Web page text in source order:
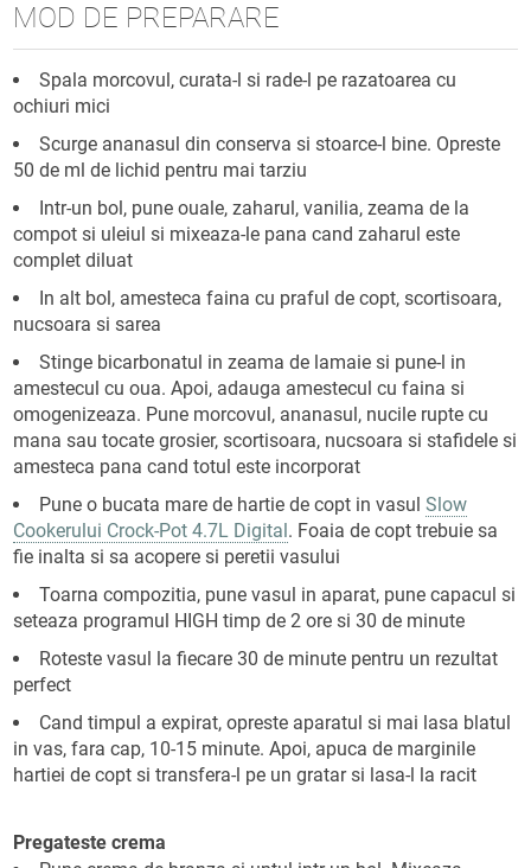
MOD DE PREPARARE
Spala morcovul, curata-l si rade-l pe razatoarea cu
ochiuri mici
Scurge ananasul din conserva si stoarce-l bine. Opreste
50 de ml de lichid pentru mai tarziu
Intr-un bol, pune ouale, zaharul, vanilia, zeama de la
compot si uleiul si mixeaza-le pana cand zaharul este
complet diluat
In alt bol, amesteca faina cu praful de copt, scortisoara,
nucsoara si sarea
Stinge bicarbonatul in zeama de lamaie si pune-l in
amestecul cu oua. Apoi, adauga amestecul cu faina si
omogenizeaza. Pune morcovul, ananasul, nucile rupte cu
mana sau tocate grosier, scortisoara, nucsoara si stafidele si
amesteca pana cand totul este incorporat
Pune o bucata mare de hartie de copt in vasulSlow
Cookerului Crock-Pot 4.7L Digital. Foaia de copt trebuie sa
fie inalta si sa acopere si peretii vasului
Toarna compozitia, pune vasul in aparat, pune capacul si
seteaza programul HIGH timp de 2 ore si 30 de minute
Roteste vasul la fiecare 30 de minute pentru un rezultat
perfect
Cand timpul a expirat, opreste aparatul si mai lasa blatul
in vas, fara cap, 10-15 minute. Apoi, apuca de marginile
hartiei de copt si transfera-l pe un gratar si lasa-l la racit
Pregateste crema